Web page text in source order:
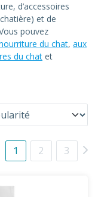
d’accessoires
et de
pouvez
du chat, aux
du chat et
1 2 3